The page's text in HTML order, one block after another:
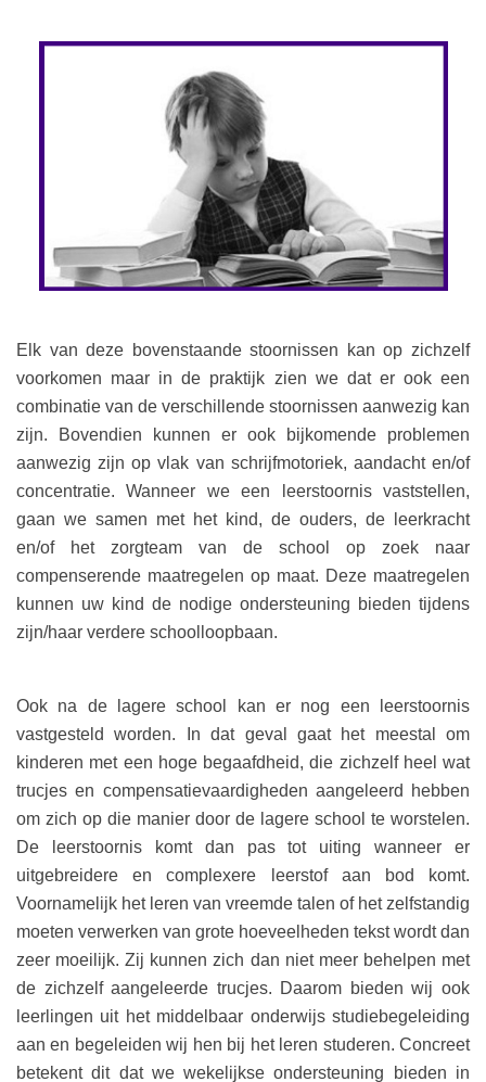
Elk van deze bovenstaande stoornissen kan op zichzelf
voorkomen maar in de praktijk zien we dat er ook een
combinatie van de verschillende stoornissen aanwezig kan
zijn. Bovendien kunnen er ook bijkomende problemen
aanwezig zijn op vlak van schrijfmotoriek, aandacht en/of
concentratie. Wanneer we een leerstoornis vaststellen,
gaan we samen met het kind, de ouders, de leerkracht
en/of het zorgteam van de school op zoek naar
compenserende maatregelen op maat. Deze maatregelen
kunnen uw kind de nodige ondersteuning bieden tijdens
zijn/haar verdere schoolloopbaan.
Ook na de lagere school kan er nog een leerstoornis
vastgesteld worden. In dat geval gaat het meestal om
kinderen met een hoge begaafdheid, die zichzelf heel wat
trucjes en compensatievaardigheden aangeleerd hebben
om zich op die manier door de lagere school te worstelen.
De leerstoornis komt dan pas tot uiting wanneer er
uitgebreidere en complexere leerstof aan bod komt.
Voornamelijk het leren van vreemde talen of het zelfstandig
moeten verwerken van grote hoeveelheden tekst wordt dan
zeer moeilijk. Zij kunnen zich dan niet meer behelpen met
de zichzelf aangeleerde trucjes. Daarom bieden wij ook
leerlingen uit het middelbaar onderwijs studiebegeleiding
aan en begeleiden wij hen bij het leren studeren. Concreet
betekent dit dat we wekelijkse ondersteuning bieden in